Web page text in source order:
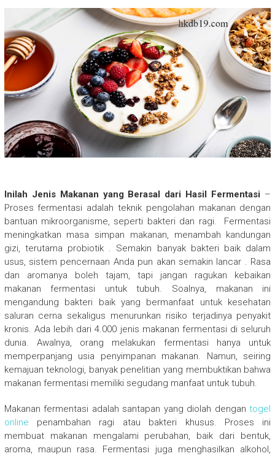
Inilah Jenis Makanan yang Berasal dari Hasil Fermentasi –
Proses fermentasi adalah teknik pengolahan makanan dengan
bantuan mikroorganisme, seperti bakteri dan ragi. Fermentasi
meningkatkan masa simpan makanan, menambah kandungan
gizi, terutama probiotik . Semakin banyak bakteri baik dalam
usus, sistem pencernaan Anda pun akan semakin lancar . Rasa
dan aromanya boleh tajam, tapi jangan ragukan kebaikan
makanan fermentasi untuk tubuh. Soalnya, makanan ini
mengandung bakteri baik yang bermanfaat untuk kesehatan
saluran cerna sekaligus menurunkan risiko terjadinya penyakit
kronis. Ada lebih dari 4.000 jenis makanan fermentasi di seluruh
dunia. Awalnya, orang melakukan fermentasi hanya untuk
memperpanjang usia penyimpanan makanan. Namun, seiring
kemajuan teknologi, banyak penelitian yang membuktikan bahwa
makanan fermentasi memiliki segudang manfaat untuk tubuh.
Makanan fermentasi adalah santapan yang diolah dengantogel
online penambahan ragi atau bakteri khusus. Proses ini
membuat makanan mengalami perubahan, baik dari bentuk,
aroma, maupun rasa. Fermentasi juga menghasilkan alkohol,